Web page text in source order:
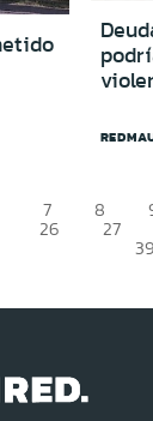
7 8
26 27
39